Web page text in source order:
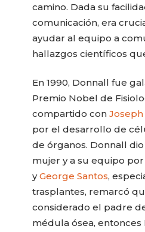
camino. Dada su
comunicación, era
ayudar al equipo a
hallazgos científicos
En 1990, Donnall fue
Premio Nobel de
compartido con
por el desarrollo de
de órganos. Donnall dio
mujer y a su equipo
yGeorge Santos,
trasplantes, remarcó
considerado el padre
médula ósea, entonces